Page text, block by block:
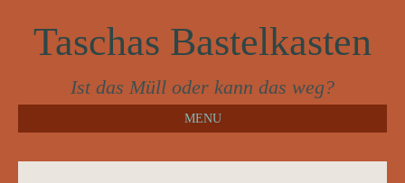
Taschas Bastelkasten
Ist das Müll oder kann das weg?
MENU